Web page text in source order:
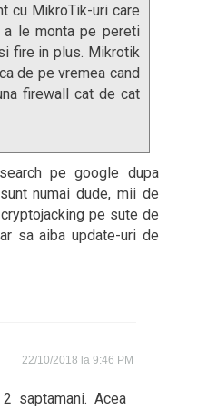
cu MikroTik-uri care
le monta pe pereti
fire in plus. Mikrotik
de pe vremea cand
firewall cat de cat
pe google dupa
numai dude, mii de
pe sute de
sa aiba update-uri de
22/10/2018 la 9:46 PM
saptamani. Acea